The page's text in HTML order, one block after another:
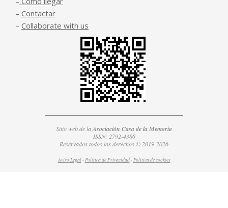
– Contactar
– Collaborate with us
Sitio web de laAsociación Casa de la Memoria
ISSN: 2792-4386
Reservados todos los derechos © 2019-2026
Aviso Legal- Política de Privacidad- Política decookies